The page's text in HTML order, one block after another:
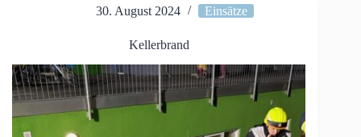
30. August 2024 Einsätze
Kellerbrand